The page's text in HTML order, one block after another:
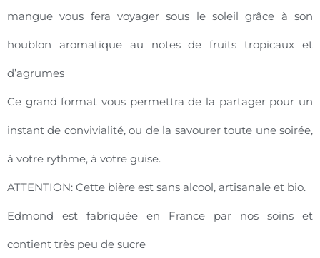
mangue vous fera voyager sous le soleil grâce à son
houblon aromatique au notes de fruits tropicaux et
d’agrumes
Ce grand format vous permettra de la partager pour un
instant de convivialité, ou de la savourer toute une soirée,
à votre rythme, à votre guise.
ATTENTION: Cette bière est sans alcool, artisanale et bio.
Edmond est fabriquée en France par nos soins et
contient très peu de sucre